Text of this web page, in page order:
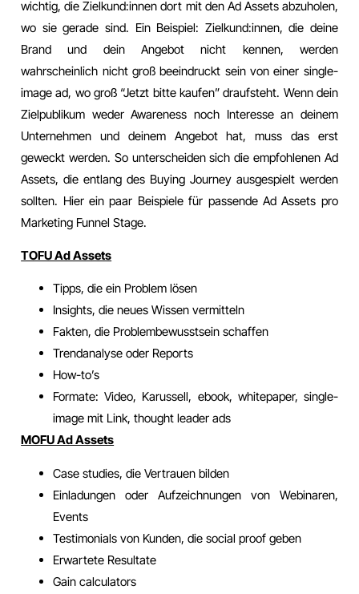
wichtig, die Zielkund:innen dort mit den Ad Assets abzuholen,
wo sie gerade sind. Ein Beispiel: Zielkund:innen, die deine
Brand und dein Angebot nicht kennen, werden
wahrscheinlich nicht groß beeindruckt sein von einer single-
image ad, wo groß “Jetzt bitte kaufen” draufsteht. Wenn dein
Zielpublikum weder Awareness noch Interesse an deinem
Unternehmen und deinem Angebot hat, muss das erst
geweckt werden. So unterscheiden sich die empfohlenen Ad
Assets, die entlang des Buying Journey ausgespielt werden
sollten. Hier ein paar Beispiele für passende Ad Assets pro
Marketing Funnel Stage.
TOFU Ad Assets
Tipps, die ein Problem lösen
Insights, die neues Wissen vermitteln
Fakten, die Problembewusstsein schaffen
Trendanalyse oder Reports
How-to’s
Formate: Video, Karussell, ebook, whitepaper, single-
image mit Link, thought leader ads
MOFU Ad Assets
Case studies, die Vertrauen bilden
Einladungen oder Aufzeichnungen von Webinaren,
Events
Testimonials von Kunden, die social proof geben
Erwartete Resultate
Gain calculators